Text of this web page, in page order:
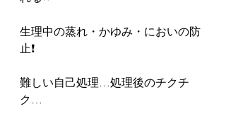
生理中の蒸れ・かゆみ・においの防
止❗️
難しい自己処理…処理後のチクチ
ク…